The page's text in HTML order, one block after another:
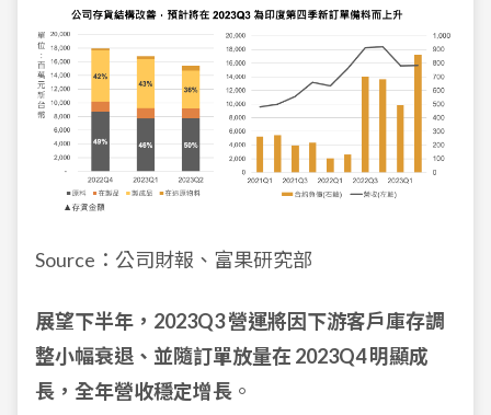
Source：公司財報、富果研究部
展望下半年，2023Q3 營運將因下游客戶庫存調
整小幅衰退、並隨訂單放量在 2023Q4 明顯成
長，全年營收穩定增長 。